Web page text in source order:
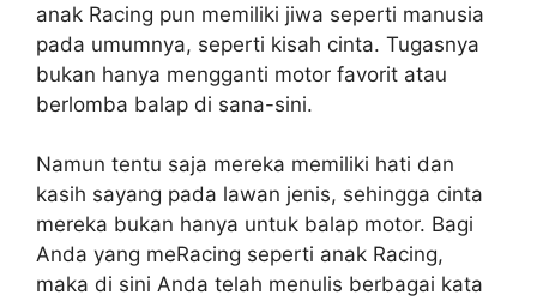
anak Racing pun memiliki jiwa seperti manusia
pada umumnya, seperti kisah cinta. Tugasnya
bukan hanya mengganti motor favorit atau
berlomba balap di sana-sini.
Namun tentu saja mereka memiliki hati dan
kasih sayang pada lawan jenis, sehingga cinta
mereka bukan hanya untuk balap motor. Bagi
Anda yang meRacing seperti anak Racing,
maka di sini Anda telah menulis berbagai kata